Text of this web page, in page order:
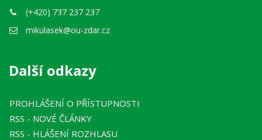
(+420) 737 237 237
mikulasek@ou-zdar.cz
Další odkazy
PROHLÁŠENÍ O PŘÍSTUPNOSTI
RSS - NOVÉ ČLÁNKY
RSS - HLÁŠENÍ ROZHLASU